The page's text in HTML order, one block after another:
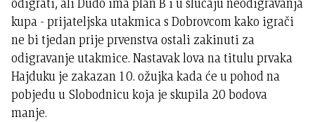
kupa - prijateljska utakmica s Dobrovcom kako igrači
ne bi tjedan prije prvenstva ostali zakinuti za
odigravanje utakmice. Nastavak lova na titulu prvaka
Hajduku je zakazan 10. ožujka kada će u pohod na
pobjedu u Slobodnicu koja je skupila 20 bodova
manje.